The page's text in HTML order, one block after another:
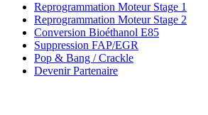
Reprogrammation Moteur Stage 1
Reprogrammation Moteur Stage 2
Conversion Bioéthanol E85
Suppression FAP/EGR
Pop & Bang / Crackle
Devenir Partenaire